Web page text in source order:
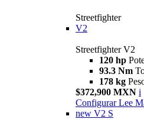
Streetfighter
V2
Streetfighter V2
120 hp
93.3 Nm
178 kg
$372,900 MXN i
Configurar Lee
new V2 S